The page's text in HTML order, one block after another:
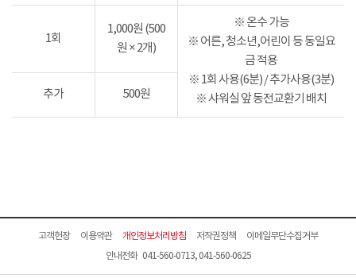
1회
1,000원 (500
원 × 2개)
※ 온수 가능
※ 어른, 청소년,어린이 등 동일요
금 적용
※ 1회 사용(6분) / 추가사용(3분)
※ 샤워실 앞 동전교환기 배치
추가 500원
고객헌장 이용약관 개인정보처리방침 저작권정책
이메일무단수집거부
안내전화 041-560-0713, 041-560-0625